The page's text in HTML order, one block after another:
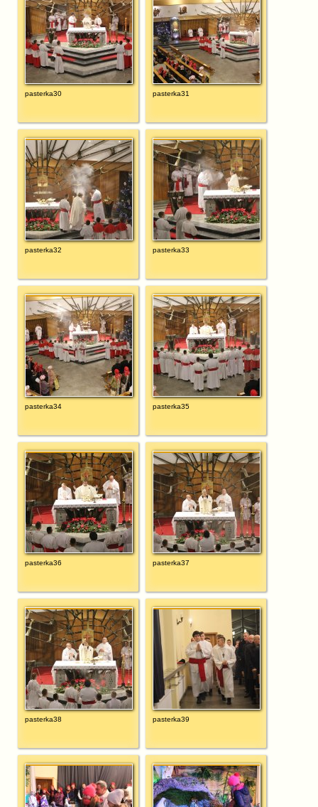
pasterka30 pasterka31
pasterka32 pasterka33
pasterka34 pasterka35
pasterka36 pasterka37
pasterka38 pasterka39